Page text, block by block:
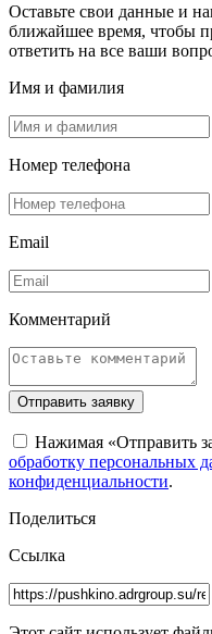
Оставьте свои данные и
ближайшее время, чтобы
ответить на все ваши
Имя и фамилия
Номер телефона
Email
Комментарий
Отправить заявку
Нажимая «Отправить
обработку персональных
конфиденциальности.
Поделиться
Ссылка